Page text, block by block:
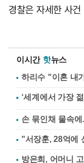
경찰은 자세한 사
이시간 핫뉴스
하리수 "이혼 내
손 묶인채 물속
"서장훈, 28억에
방은희, 어머니